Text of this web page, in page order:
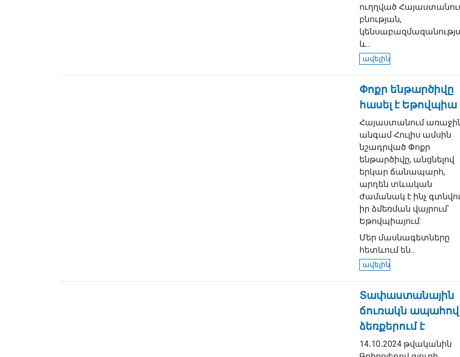
ուղղված
բնության,
և...
ավելին
Փոքր ենթարծիվը
հասել է Եթովպիա
Հայաստանում
անգամ Հուլիս ամսին
նշադրված Փոքր
ենթարծիվը, անցնելով
երկար ճանապարհ,
արդեն տևական
ժամանակ է ինչ
իր ձմեռման վայրում՝
Եթովպիայում:
Մեր մասնագետները
հետևում են...
ավելին
Տափաստանային
ճուռակն ապահով
ձեռքերում է
14․10․2024 թվականին